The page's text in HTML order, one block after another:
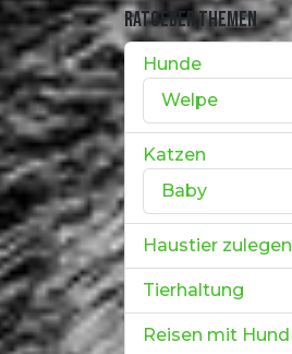
RATGEBER THEMEN
Hunde
Welpe
Katzen
Baby
Haustier zulegen
Tierhaltung
Reisen mit Hund